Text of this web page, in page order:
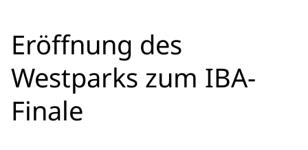
Eröffnung des
Westparks zum IBA-
Finale